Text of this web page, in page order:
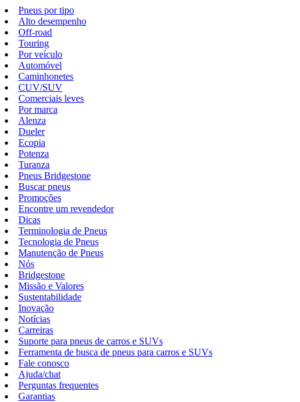
Pneus por tipo
Alto desempenho
Off-road
Touring
Por veículo
Automóvel
Caminhonetes
CUV/SUV
Comerciais leves
Por marca
Alenza
Dueler
Ecopia
Potenza
Turanza
Pneus Bridgestone
Buscar pneus
Promoções
Encontre um revendedor
Dicas
Terminologia de Pneus
Tecnologia de Pneus
Manutenção de Pneus
Nós
Bridgestone
Missão e Valores
Sustentabilidade
Inovação
Notícias
Carreiras
Suporte para pneus de carros e SUVs
Ferramenta de busca de pneus para carros e SUVs
Fale conosco
Ajuda/chat
Perguntas frequentes
Garantias